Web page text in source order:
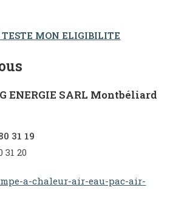
TESTE MON ELIGIBILITE
ENERGIE SARL Montbéliard
31 19
20
a-chaleur-air-eau-pac-air-